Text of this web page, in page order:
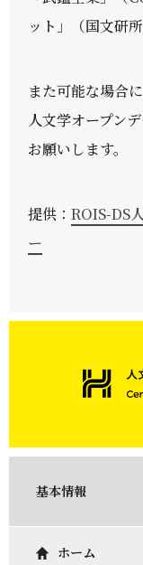
ット」（国文研
また可能な場合
人文学オープン
お願いします。
提供：ROIS-DS
ー
基本情報
ホーム